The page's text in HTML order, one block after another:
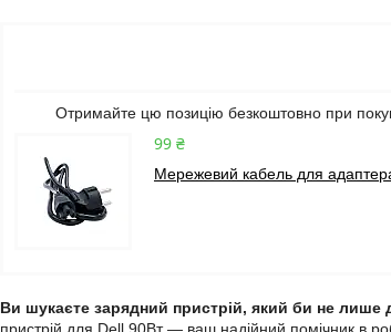
Отримайте цю позицію безкоштовно при
99 ₴
Мережевий кабель для
Ви шукаєте зарядний пристрій, який би не